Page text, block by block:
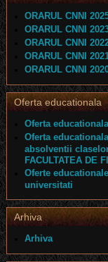
ORARUL CNNI
ORARUL CNNI
ORARUL CNNI
ORARUL CNNI
ORARUL CNNI
Oferta educationala
Oferta educationala
Oferta
absolventii
FACULTATEA DE
Oferte educationale
universitati
Arhiva
Arhiva